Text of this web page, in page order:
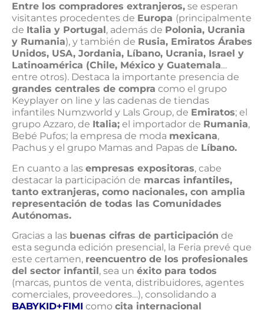
Entre los compradores extranjeros, se esperan
visitantes procedentes de Europa (principalmente
de Italia y Portugal , además de Polonia, Ucrania
y Rumania), y también de Rusia, Emiratos Árabes
Unidos, USA, Jordania, Líbano, Ucrania, Israel y
Latinoamérica (Chile, México y Guatemala…
entre otros). Destaca la importante presencia de
grandes centrales de compra como el grupo
Keyplayer on line y las cadenas de tiendas
infantiles Numzworld y Lals Group, de Emiratos; el
grupo Azzaro, de Italia; el importador de Rumania,
Bebé Pufos; la empresa de moda mexicana,
Pachus y el grupo Mamas and Papas de Líbano.
En cuanto a las empresas expositoras, cabe
destacar la participación de marcas infantiles,
tanto extranjeras, como nacionales, con amplia
representación de todas las Comunidades
Autónomas.
Gracias a las buenas cifras de participación de
esta segunda edición presencial, la Feria prevé que
este certamen, reencuentro de los profesionales
del sector infantil, sea un éxito para todos
(marcas, puntos de venta, distribuidores, agentes
comerciales, proveedores…), consolidando a
BABYKID+FIMI como cita internacional